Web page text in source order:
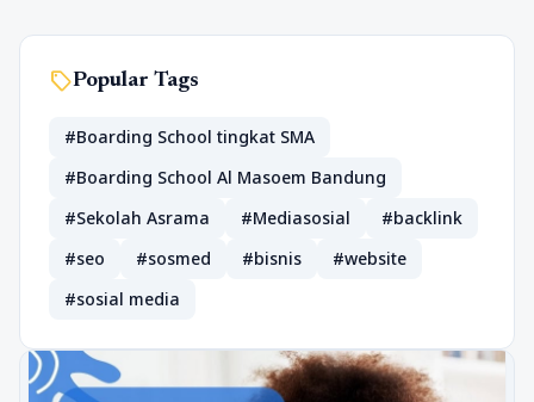
sellPopular Tags
#Boarding School tingkat SMA
#Boarding School Al Masoem Bandung
#Sekolah Asrama
#Mediasosial
#backlink
#seo
#sosmed #bisnis
#website
#sosial media